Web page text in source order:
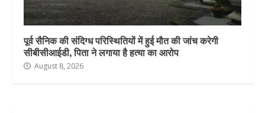
पूर्व सैनिक की संदिग्ध परिस्थितियों में हुई मौत की जांच करेगी
सीबीसीआईडी, पिता ने लगाया है हत्या का आरोप
August 8, 2026